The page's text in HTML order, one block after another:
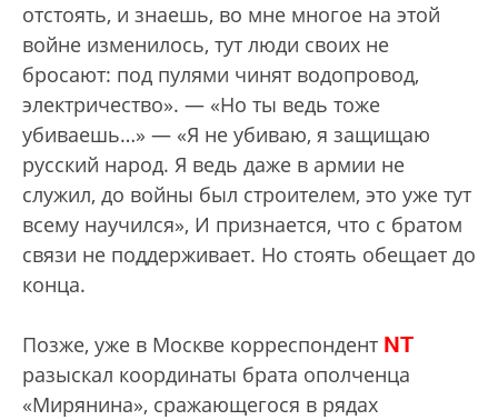
отстоять, и знаешь, во мне многое на этой
войне изменилось, тут люди своих не
бросают: под пулями чинят водопровод,
электричество». — «Но ты ведь тоже
убиваешь…» — «Я не убиваю, я защищаю
русский народ. Я ведь даже в армии не
служил, до войны был строителем, это уже тут
всему научился», И признается, что с братом
связи не поддерживает. Но стоять обещает до
конца.
Позже, уже в Москве корреспондент NT
разыскал координаты брата ополченца
«Мирянина», сражающегося в рядах